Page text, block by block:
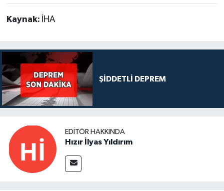
Kaynak: İHA
ŞİDDETLİ DEPREM
EDITÖR HAKKINDA
Hızır İlyas Yıldırım